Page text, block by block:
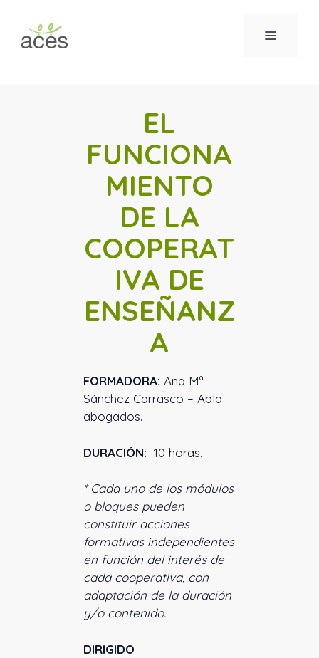
contenido
MENÚ
EL
FUNCIONA
MIENTO
DE LA
COOPERAT
IVA DE
ENSEÑANZ
A
FORMADORA:Ana Mª
Sánchez Carrasco – Abla
abogados.
DURACIÓN:10 horas.
* Cada uno de los módulos
o bloques pueden
constituir acciones
formativas independientes
en función delinterés de
cada cooperativa, con
adaptación de la duración
y/o contenido.
DIRIGIDO